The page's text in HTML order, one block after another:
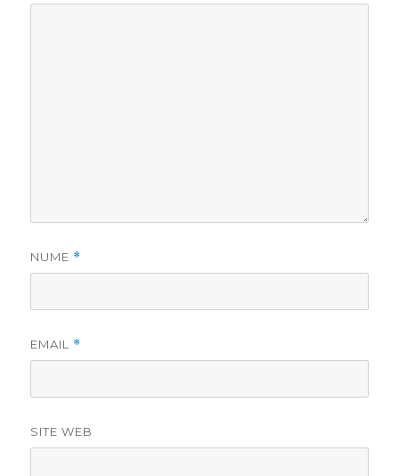
NUME *
EMAIL *
SITE WEB